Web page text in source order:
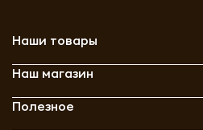
Наши товары
Наш магазин
Полезное